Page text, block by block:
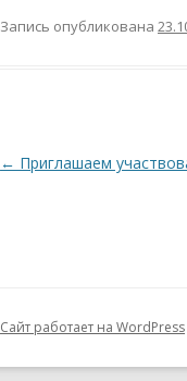
Запись опубликована
Навигация
← Приглашаем
Сайт работает на WordPress